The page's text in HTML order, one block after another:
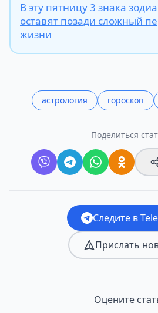
В эту пятницу 3 знака
оставят позади сложный
жизни
астрология гороскоп
Поделиться
Следите в
Прислать
Оцените